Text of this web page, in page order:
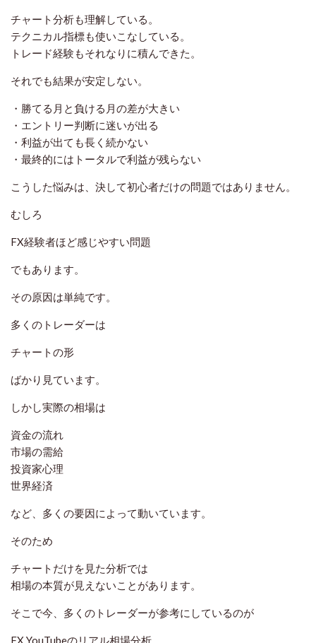
チャート分析も理解している。
テクニカル指標も使いこなしている。
トレード経験もそれなりに積んできた。
それでも結果が安定しない。
・勝てる月と負ける月の差が大きい
・エントリー判断に迷いが出る
・利益が出ても長く続かない
・最終的にはトータルで利益が残らない
こうした悩みは、決して初心者だけの問題ではありません。
むしろ
FX経験者ほど感じやすい問題
でもあります。
その原因は単純です。
多くのトレーダーは
チャートの形
ばかり見ています。
しかし実際の相場は
資金の流れ
市場の需給
投資家心理
世界経済
など、多くの要因によって動いています。
そのため
チャートだけを見た分析では
相場の本質が見えないことがあります。
そこで今、多くのトレーダーが参考にしているのが
FX YouTubeのリアル相場分析